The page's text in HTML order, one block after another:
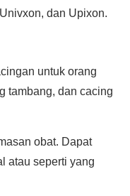
dan Upixon.
untuk orang
tambang, dan cacing
obat. Dapat
atau seperti yang